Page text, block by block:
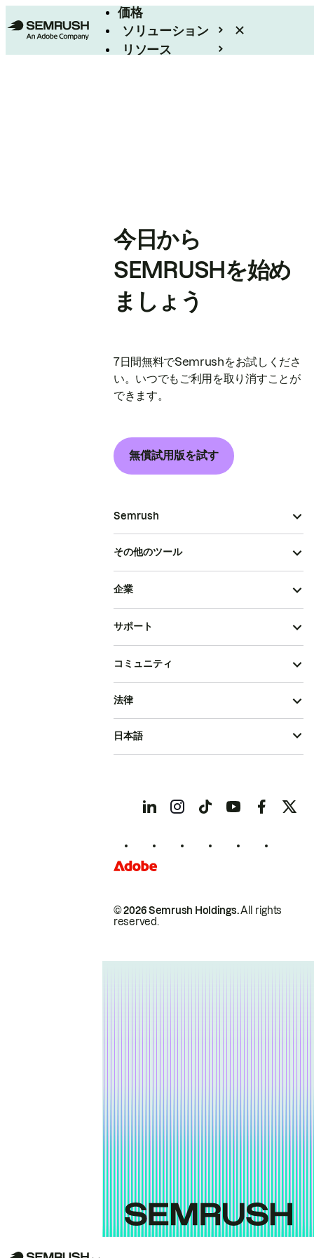
価格
ソリューション
リソース
今日から
SEMRUSHを始め
ましょう
7日間無料でSemrushをお試しくださ
い。いつでもご利用を取り消すことが
できます。
無償試用版を試す
Semrush
その他のツール
企業
サポート
コミュニティ
© 2026 Semrush Holdings.All rights
reserved.
法律
日本語